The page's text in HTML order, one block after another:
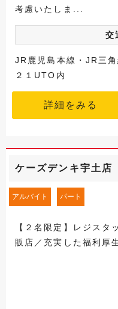
考慮いたしま...
交
JR鹿児島本線・JR三
２１UTO内
詳細をみる
ケーズデンキ宇土店
アルバイト パート
【２名限定】レジスタ
販店／充実した福利厚